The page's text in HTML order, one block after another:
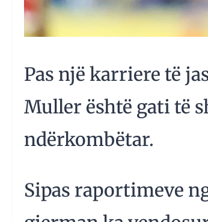
Pas një karriere të
Muller është gati të
ndërkombëtar.
Sipas raportimeve